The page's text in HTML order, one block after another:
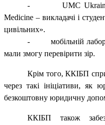
-
UMC
Medicine – викладачі і
цивільних».
-
мобільній
мали змогу перевірити зір.
Крім того, ККІБП
через такі ініціативи, як
безкоштовну юридичну
ККІБП також